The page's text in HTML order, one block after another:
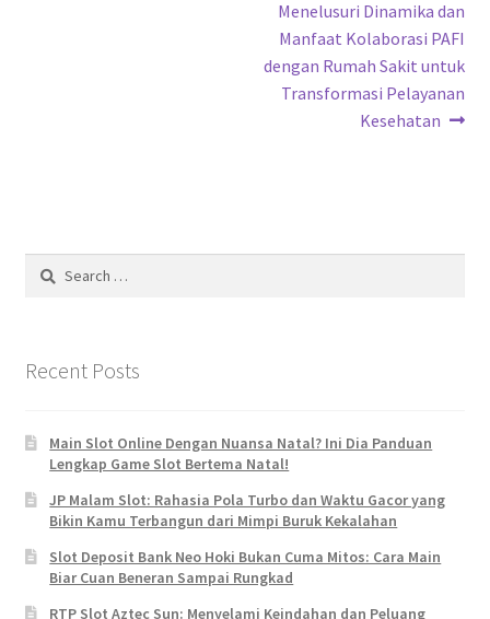
Next
post:
Menelusuri Dinamika dan
Manfaat Kolaborasi PAFI
dengan Rumah Sakit untuk
Transformasi Pelayanan
Kesehatan
Search
Recent Posts
Main Slot Online Dengan Nuansa Natal? Ini Dia Panduan
Lengkap Game Slot Bertema Natal!
JP Malam Slot: Rahasia Pola Turbo dan Waktu Gacor yang
Bikin Kamu Terbangun dari Mimpi Buruk Kekalahan
Slot Deposit Bank Neo Hoki Bukan Cuma Mitos: Cara Main
Biar Cuan Beneran Sampai Rungkad
RTP Slot Aztec Sun: Menyelami Keindahan dan Peluang